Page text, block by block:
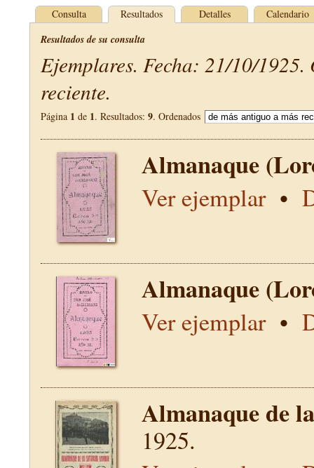
Consulta Resultados Detalles Calendario
Resultados de su consulta
Ejemplares. Fecha: 21/10/1925.
reciente.
Página 1 de 1. Resultados: 9. Ordenados
Almanaque
Ver ejemplar•
Almanaque
Ver ejemplar•
Almanaque de
1925.